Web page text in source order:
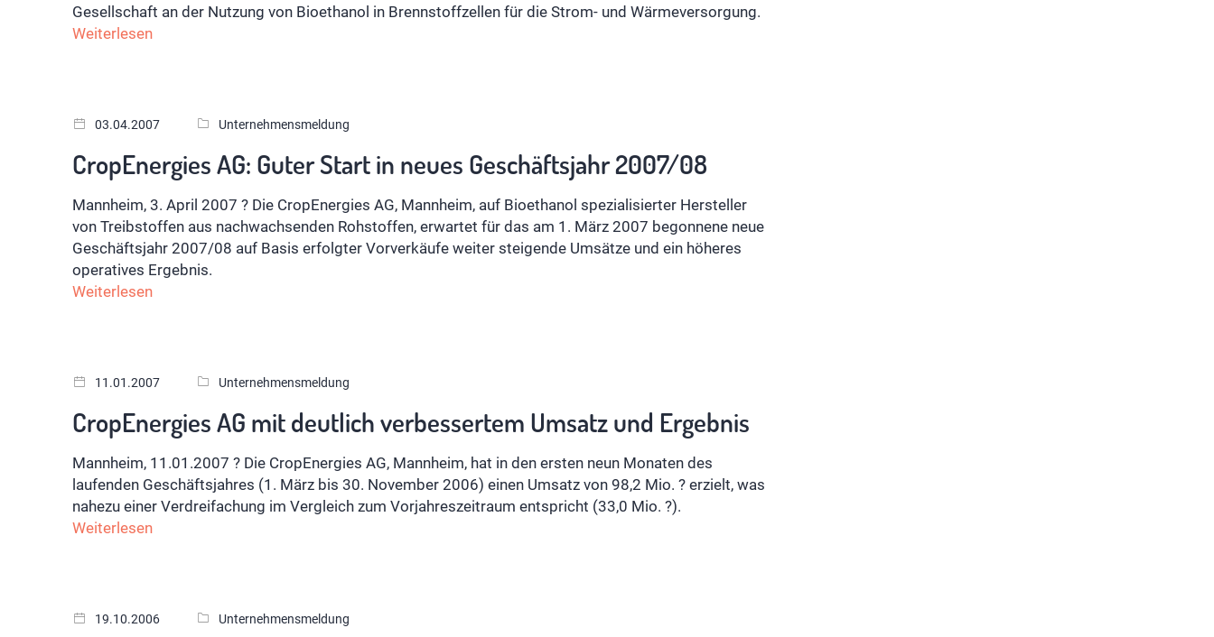
Gesellschaft an der Nutzung von Bioethanol in Brennstoffzellen für die Strom- und Wärmeversorgung.
Weiterlesen
03.04.2007 Unternehmensmeldung
CropEnergies AG: Guter Start in neues Geschäftsjahr 2007/08
Mannheim, 3. April 2007 ? Die CropEnergies AG, Mannheim, auf Bioethanol spezialisierter Hersteller
von Treibstoffen aus nachwachsenden Rohstoffen, erwartet für das am 1. März 2007 begonnene neue
Geschäftsjahr 2007/08 auf Basis erfolgter Vorverkäufe weiter steigende Umsätze und ein höheres
operatives Ergebnis.
Weiterlesen
11.01.2007 Unternehmensmeldung
CropEnergies AG mit deutlich verbessertem Umsatz und Ergebnis
Mannheim, 11.01.2007 ? Die CropEnergies AG, Mannheim, hat in den ersten neun Monaten des
laufenden Geschäftsjahres (1. März bis 30. November 2006) einen Umsatz von 98,2 Mio. ? erzielt, was
nahezu einer Verdreifachung im Vergleich zum Vorjahreszeitraum entspricht (33,0 Mio. ?).
Weiterlesen
19.10.2006 Unternehmensmeldung